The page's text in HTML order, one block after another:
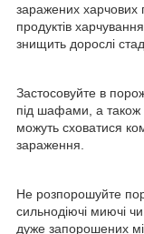
заражених харчових
продуктів
знищить дорослі
Застосовуйте в
під шафами, а також
можуть сховатися
зараження.
Не розпорошуйте
сильнодіючі миючі
дуже запорошених